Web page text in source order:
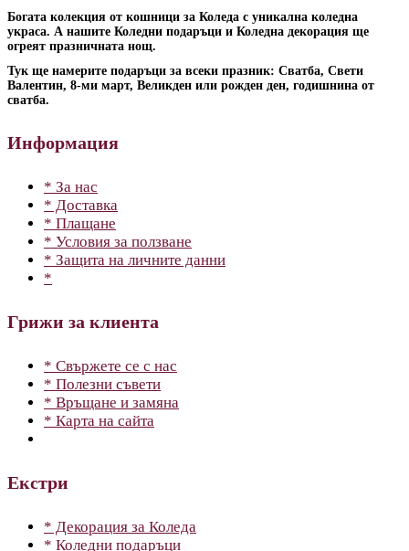
Богата колекция от кошници за Коледа с уникална коледна
украса. А нашите Коледни подаръци и Коледна декорация ще
огреят празничната нощ.
Тук ще намерите подаръци за всеки празник: Сватба, Свети
Валентин, 8-ми март, Великден или рожден ден, годишнина от
сватба.
Информация
* За нас
* Доставка
* Плащане
* Условия за ползване
* Защита на личните данни
*
Грижи за клиента
* Свържете се с нас
* Полезни съвети
* Връщане и замяна
* Карта на сайта
Екстри
* Декорация за Коледа
* Коледни подаръци